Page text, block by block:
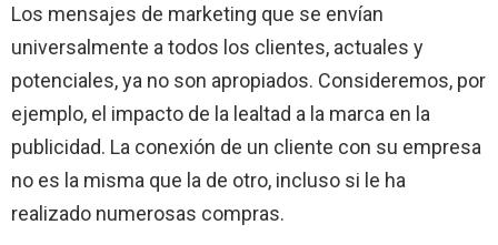
Los mensajes de marketing que se envían
universalmente a todos los clientes, actuales y
potenciales, ya no son apropiados. Consideremos, por
ejemplo, el impacto de la lealtad a la marca en la
publicidad. La conexión de un cliente con su empresa
no es la misma que la de otro, incluso si le ha
realizado numerosas compras.